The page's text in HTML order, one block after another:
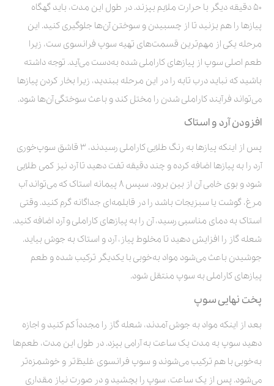
۵۰ دقیقه دیگر با حرارت ملایم بپزند. در طول این مدت، باید گهگاه
پیازها را هم بزنید تا از چسبیدن و سوختن آن‌ها جلوگیری کنید. این
مرحله یکی از مهم‌ترین قسمت‌های تهیه سوپ فرانسوی ست، زیرا
طعم اصلی سوپ از پیازهای کاراملی شده به‌دست می‌آید. توجه داشته
باشید که نباید درب تابه را در این مرحله ببندید، زیرا بخار کردن پیازها
می‌تواند فرآیند کاراملی شدن را مختل کند و باعث سوختگی آن‌ها شود.
افزودن آرد و استاک
پس از اینکه پیازها به رنگ طلایی کاراملی رسیدند، ۳ قاشق سوپ‌خوری
آرد را به پیازها اضافه کرده و چند دقیقه تفت دهید تا آرد نیز کمی طلایی
شود و بوی خامی آن از بین برود. سپس ۸ پیمانه استاک که می‌تواند آب
مرغ، گوشت یا سبزیجات باشد را در قابلمه‌ای جداگانه گرم کنید. وقتی
استاک به دمای مناسبی رسید، آن را به پیازهای کاراملی و آرد اضافه کنید.
شعله گاز را افزایش دهید تا مخلوط پیاز، آرد و استاک به جوش بیاید.
جوشیدن باعث می‌شود مواد به‌خوبی با یکدیگر ترکیب شده و طعم
پیازهای کاراملی به سوپ منتقل شود.
پخت نهایی سوپ
بعد از اینکه مواد به جوش آمدند، شعله گاز را مجدداً کم کنید و اجازه
دهید سوپ به مدت یک ساعت به آرامی بپزد. در طول این مدت، طعم‌ها
به‌خوبی با هم ترکیب می‌شوند و سوپ فرانسوی غلیظ‌تر و خوشمزه‌تر
می‌شود. پس از یک ساعت، سوپ را بچشید و در صورت نیاز مقداری